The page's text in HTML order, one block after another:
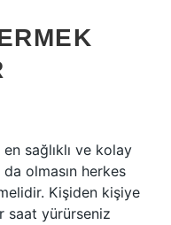
sağlıklı ve kolay
olmasın herkes
Kişiden kişiye
saat yürürseniz